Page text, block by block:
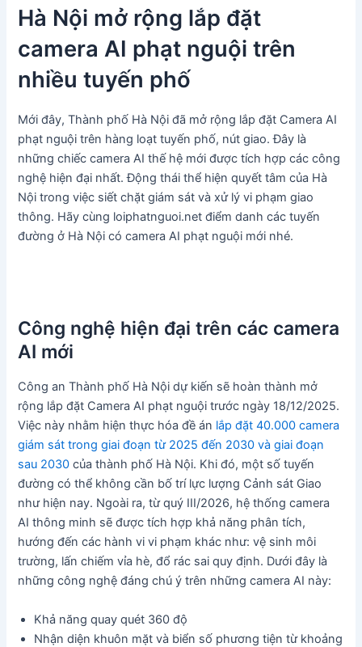
Hà Nội mở rộng lắp đặt
camera AI phạt nguội trên
nhiều tuyến phố
Mới đây, Thành phố Hà Nội đã mở rộng lắp đặt Camera AI
phạt nguội trên hàng loạt tuyến phố, nút giao. Đây là
những chiếc camera AI thế hệ mới được tích hợp các công
nghệ hiện đại nhất. Động thái thể hiện quyết tâm của Hà
Nội trong việc siết chặt giám sát và xử lý vi phạm giao
thông. Hãy cùng loiphatnguoi.net điểm danh các tuyến
đường ở Hà Nội có camera AI phạt nguội mới nhé.
Công nghệ hiện đại trên các camera
AI mới
Công an Thành phố Hà Nội dự kiến sẽ hoàn thành mở
rộng lắp đặt Camera AI phạt nguội trước ngày 18/12/2025.
Việc này nhằm hiện thực hóa đề án lắp đặt 40.000 camera
giám sát trong giai đoạn từ 2025 đến 2030 và giai đoạn
sau 2030 của thành phố Hà Nội. Khi đó, một số tuyến
đường có thể không cần bố trí lực lượng Cảnh sát Giao
như hiện nay. Ngoài ra, từ quý III/2026, hệ thống camera
AI thông minh sẽ được tích hợp khả năng phân tích,
hướng đến các hành vi vi phạm khác như: vệ sinh môi
trường, lấn chiếm vỉa hè, đổ rác sai quy định. Dưới đây là
những công nghệ đáng chú ý trên những camera AI này:
Khả năng quay quét 360 độ
Nhận diện khuôn mặt và biển số phương tiện từ khoảng